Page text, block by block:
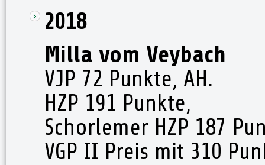
2018
Milla vom Veybach
VJP 72 Punkte, AH.
HZP 191 Punkte,
Schorlemer HZP 187
VGP II Preis mit 310